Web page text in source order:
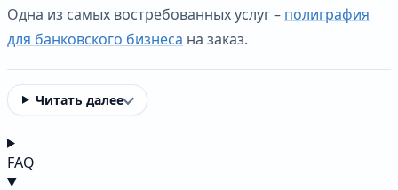
Одна из самых востребованных услуг – полиграфия
для банковского бизнеса на заказ.
Читать далее
FAQ